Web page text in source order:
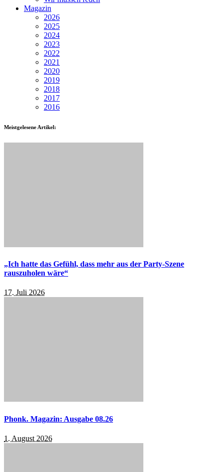
Magazin
2026
2025
2024
2023
2022
2021
2020
2019
2018
2017
2016
Meistgelesene Artikel:
„Ich hatte das Gefühl, dass mehr aus der Party-Szene
rauszuholen wäre“
17. Juli 2026
Phonk. Magazin: Ausgabe 08.26
1. August 2026